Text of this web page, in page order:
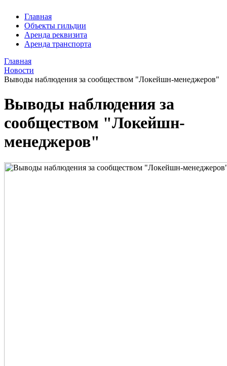
Главная
Объекты гильдии
Аренда реквизита
Аренда транспорта
Главная
Новости
Выводы наблюдения за сообществом "Локейшн-менеджеров"
Выводы наблюдения за
сообществом "Локейшн-
менеджеров"